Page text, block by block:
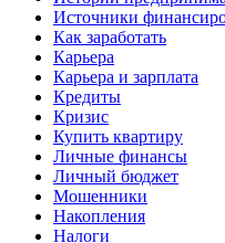
Источники
Как заработать
Карьера
Карьера и зарплата
Кредиты
Кризис
Купить квартиру
Личные финансы
Личный бюджет
Мошенники
Накопления
Налоги